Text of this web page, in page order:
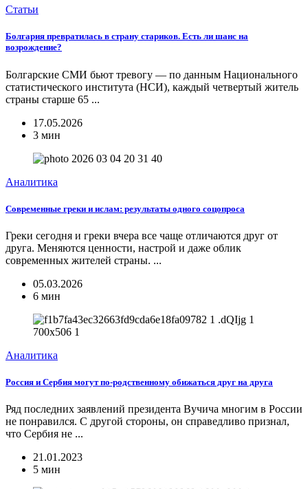
Статьи
Болгария превратилась в страну стариков. Есть ли шанс на
возрождение?
Болгарские СМИ бьют тревогу — по данным Национального
статистического института (НСИ), каждый четвертый житель
страны старше 65 ...
17.05.2026
3 мин
Аналитика
Современные греки и ислам: результаты одного соцопроса
Греки сегодня и греки вчера все чаще отличаются друг от
друга. Меняются ценности, настрой и даже облик
современных жителей страны. ...
05.03.2026
6 мин
Аналитика
Россия и Сербия могут по-родственному обижаться друг на друга
Ряд последних заявлений президента Вучича многим в России
не понравился. С другой стороны, он справедливо признал,
что Сербия не ...
21.01.2023
5 мин